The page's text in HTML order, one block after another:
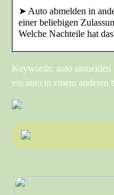
➤ Auto abmelden in
einer beliebigen
Welche Nachteile hat
Keywords: auto anmelden
ein auto in einem anderen